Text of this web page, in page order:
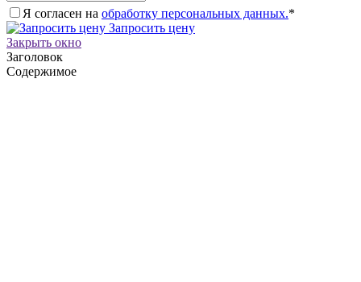
Я согласен на обработку персональных данных.*
Запросить цену
Закрыть окно
Заголовок
Содержимое